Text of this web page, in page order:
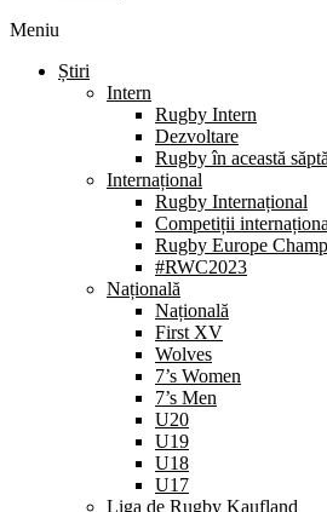
Meniu
Știri
Intern
Rugby Intern
Dezvoltare
Rugby în această
Internațional
Rugby Internațional
Competiții
Rugby Europe
#RWC2023
Națională
Națională
First XV
Wolves
7’s Women
7’s Men
U20
U19
U18
U17
Liga de Rugby Kaufland